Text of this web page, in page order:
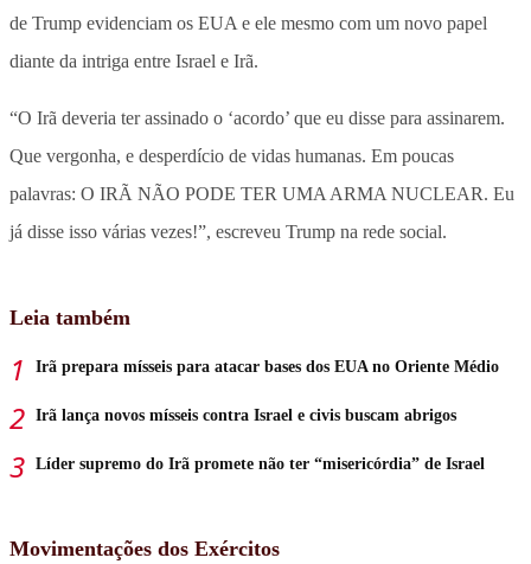
de Trump evidenciam os EUA e ele mesmo com um novo papel
diante da intriga entre Israel e Irã.
“O Irã deveria ter assinado o ‘acordo’ que eu disse para assinarem.
Que vergonha, e desperdício de vidas humanas. Em poucas
palavras: O IRÃ NÃO PODE TER UMA ARMA NUCLEAR. Eu
já disse isso várias vezes!”, escreveu Trump na rede social.
Leia também
Irã prepara mísseis para atacar bases dos EUA no Oriente Médio
Irã lança novos mísseis contra Israel e civis buscam abrigos
Líder supremo do Irã promete não ter “misericórdia” de Israel
Movimentações dos Exércitos